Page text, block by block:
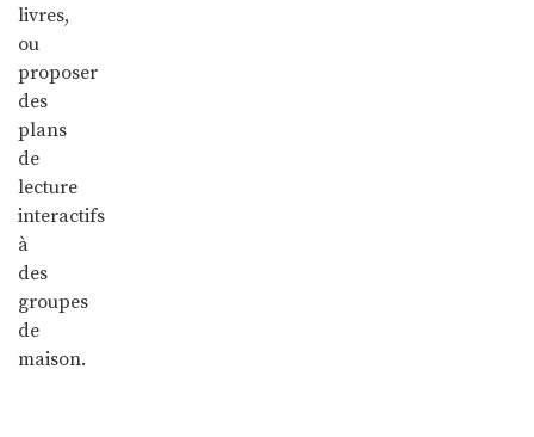
livres,
ou
proposer
des
plans
de
lecture
interactifs
à
des
groupes
de
maison.